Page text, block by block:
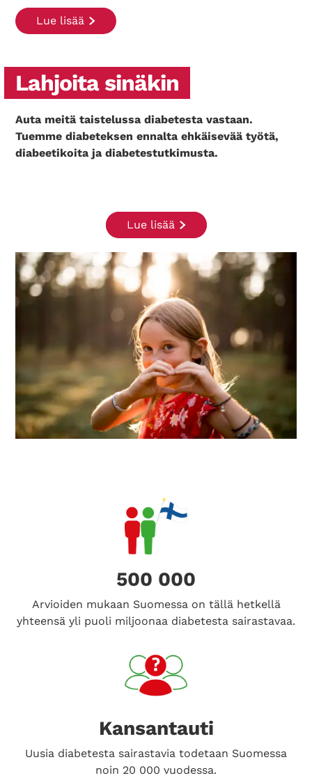
Lue lisää
Lahjoita sinäkin
Auta meitä taistelussa diabetesta vastaan.
Tuemme diabeteksen ennalta ehkäisevää työtä,
diabeetikoita ja diabetestutkimusta.
Lue lisää
500 000
Arvioiden mukaan Suomessa on tällä hetkellä
yhteensä yli puoli miljoonaa diabetesta sairastavaa.
Kansantauti
Uusia diabetesta sairastavia todetaan Suomessa
noin 20 000 vuodessa.